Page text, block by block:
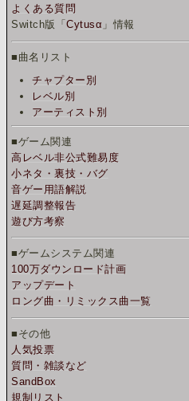
よくある質問
Switch版「Cytusα 」情報
■曲名リスト
チャプター別
レベル別
アーティスト別
■ゲーム関連
高レベル非公式難易度
小ネタ・裏技・バグ
音ゲー用語解説
遅延調整報告
遊び方考察
■ゲームシステム関連
100万ダウンロード計画
アップデート
ロング曲・リミックス曲一覧
■その他
人気投票
質問・雑談など
SandBox
規制リスト